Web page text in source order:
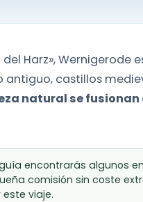
Harz», Wernigerode
castillos
natural se
encontrarás algunos
comisión sin coste
viaje.